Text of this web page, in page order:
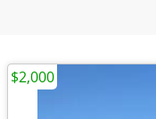
$2,000